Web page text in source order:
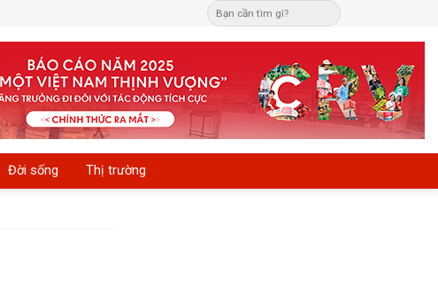
Đời sống Thị trường